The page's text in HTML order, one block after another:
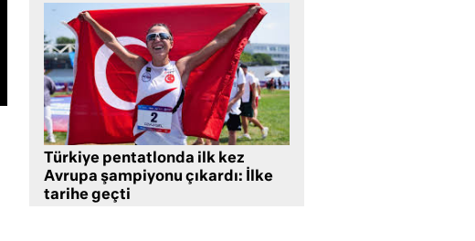
Türkiye pentatlonda ilk kez
Avrupa şampiyonu çıkardı: İlke
tarihe geçti